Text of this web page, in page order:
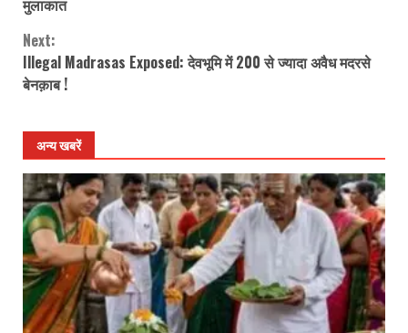
Next:
Illegal Madrasas Exposed: देवभूमि में 200 से ज्यादा अवैध मदरसे
बेनक़ाब !
अन्य खबरें